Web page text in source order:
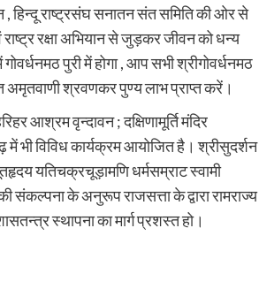
, हिन्दू राष्ट्रसंघ सनातन संत समिति की ओर से
रक्षा अभियान से जुड़कर जीवन को धन्य
पुरी में होगा , आप सभी श्रीगोवर्धनमठ
श्रवणकर पुण्य लाभ प्राप्त करें।
आश्रम वृन्दावन ; दक्षिणामूर्ति मंदिर
में भी विविध कार्यक्रम आयोजित है। श्रीसुदर्शन
यतिचक्रचूड़ामणि धर्मसम्राट स्वामी
के अनुरूप राजसत्ता के द्वारा रामराज्य
स्थापना का मार्ग प्रशस्त हो।